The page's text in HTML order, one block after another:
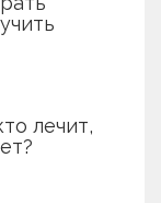
лечит,